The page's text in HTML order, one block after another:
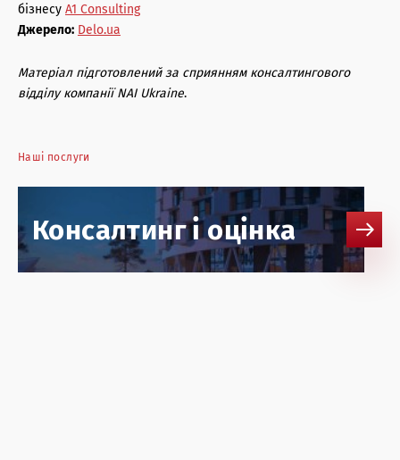
бізнесу А1 Consulting
Джерело: Delo.ua
Матеріал підготовлений за сприянням консалтингового
відділу компанії NAI Ukraine.
Наші послуги
Консалтинг і оцінка